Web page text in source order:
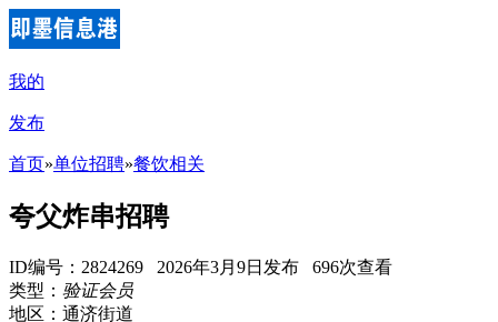
我的
发布
首页»单位招聘»餐饮相关
夸父炸串招聘
ID编号：2824269 2026年3月9日发布 696次查看
类型： 验证会员
地区：通济街道